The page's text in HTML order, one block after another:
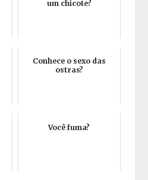
um chicote?
Conhece o sexo das
ostras?
Você fuma?